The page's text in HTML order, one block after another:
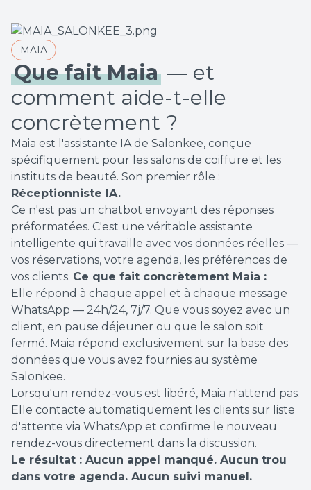
MAIA
Que fait Maia — et
comment aide-t-elle
concrètement ?
Maia est l'assistante IA de Salonkee, conçue
spécifiquement pour les salons de coiffure et les
instituts de beauté. Son premier rôle :
Réceptionniste IA.
Ce n'est pas un chatbot envoyant des réponses
préformatées. C'est une véritable assistante
intelligente qui travaille avec vos données réelles —
vos réservations, votre agenda, les préférences de
vos clients. Ce que fait concrètement Maia :
Elle répond à chaque appel et à chaque message
WhatsApp — 24h/24, 7j/7. Que vous soyez avec un
client, en pause déjeuner ou que le salon soit
fermé. Maia répond exclusivement sur la base des
données que vous avez fournies au système
Salonkee.
Lorsqu'un rendez-vous est libéré, Maia n'attend pas.
Elle contacte automatiquement les clients sur liste
d'attente via WhatsApp et confirme le nouveau
rendez-vous directement dans la discussion.
Le résultat : Aucun appel manqué. Aucun trou
dans votre agenda. Aucun suivi manuel.